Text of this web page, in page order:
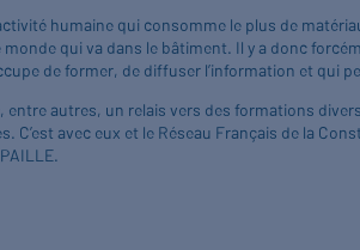
humaine qui consomme le plus de
monde qui va dans le bâtiment. Il y a donc
de former, de diffuser l’information et qui
entre autres, un relais vers des formations
C’est avec eux et le Réseau Français de la